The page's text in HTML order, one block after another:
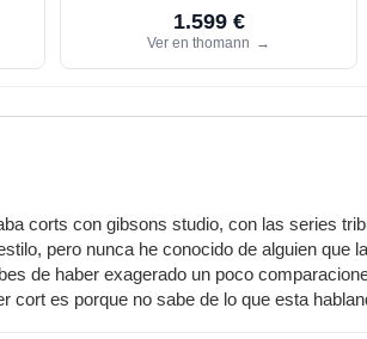
1.599 €
Ver en thomann →
corts con gibsons studio, con las series
pero nunca he conocido de alguien que
de haber exagerado un poco
cort es porque no sabe de lo que esta